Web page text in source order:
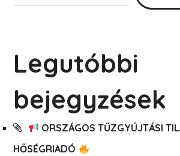
Legutóbbi
bejegyzések
ORSZÁGOS TŰZGYÚJTÁSI
HŐSÉGRIADÓ